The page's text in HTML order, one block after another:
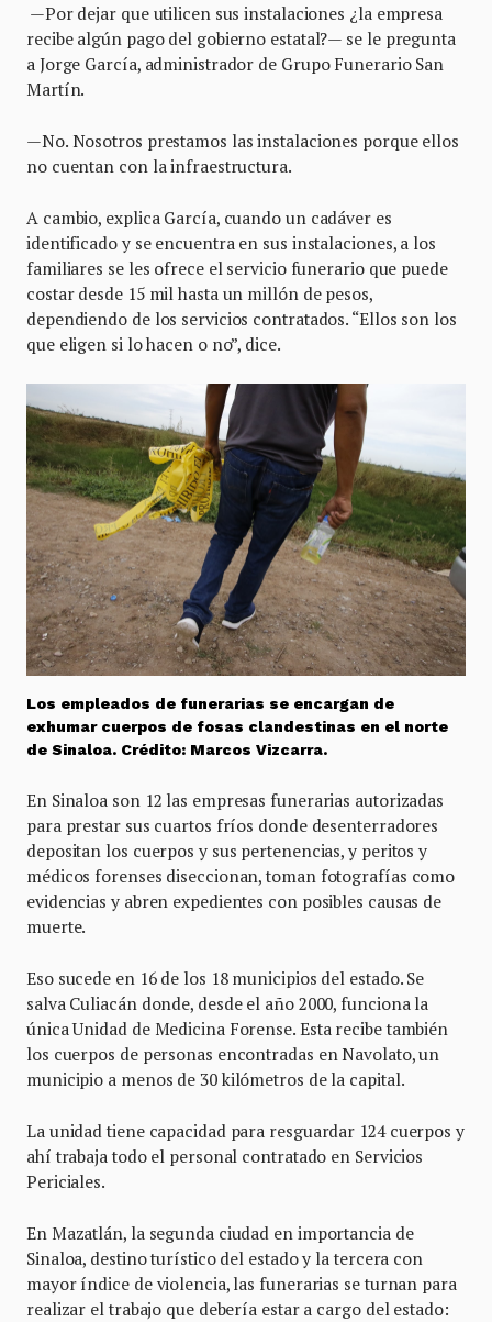
—Por dejar que utilicen sus instalaciones ¿la empresa
recibe algún pago del gobierno estatal?— se le pregunta
a Jorge García, administrador de Grupo Funerario San
Martín.
—No. Nosotros prestamos las instalaciones porque ellos
no cuentan con la infraestructura.
A cambio, explica García, cuando un cadáver es
identificado y se encuentra en sus instalaciones, a los
familiares se les ofrece el servicio funerario que puede
costar desde 15 mil hasta un millón de pesos,
dependiendo de los servicios contratados. “Ellos son los
que eligen si lo hacen o no”, dice.
Los empleados de funerarias se encargan de
exhumar cuerpos de fosas clandestinas en el norte
de Sinaloa. Crédito: Marcos Vizcarra.
En Sinaloa son 12 las empresas funerarias autorizadas
para prestar sus cuartos fríos donde desenterradores
depositan los cuerpos y sus pertenencias, y peritos y
médicos forenses diseccionan, toman fotografías como
evidencias y abren expedientes con posibles causas de
muerte.
Eso sucede en 16 de los 18 municipios del estado. Se
salva Culiacán donde, desde el año 2000, funciona la
única Unidad de Medicina Forense. Esta recibe también
los cuerpos de personas encontradas en Navolato, un
municipio a menos de 30 kilómetros de la capital.
La unidad tiene capacidad para resguardar 124 cuerpos y
ahí trabaja todo el personal contratado en Servicios
Periciales.
En Mazatlán, la segunda ciudad en importancia de
Sinaloa, destino turístico del estado y la tercera con
mayor índice de violencia, las funerarias se turnan para
realizar el trabajo que debería estar a cargo del estado: